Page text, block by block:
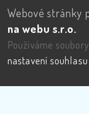
Webové stránky
na webu s.r.o.
Používáme
nastavení